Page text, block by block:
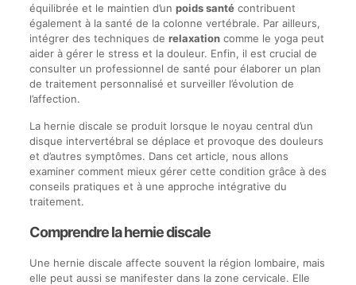
équilibrée et le maintien d’un poids santécontribuent
également à la santé de la colonne vertébrale. Par ailleurs,
intégrer des techniques de relaxationcomme le yoga peut
aider à gérer le stress et la douleur. Enfin, il est crucial de
consulter un professionnel de santé pour élaborer un plan
de traitement personnalisé et surveiller l’évolution de
l’affection.
La hernie discale se produit lorsque le noyau central d’un
disque intervertébral se déplace et provoque des douleurs
et d’autres symptômes. Dans cet article, nous allons
examiner comment mieux gérer cette condition grâce à des
conseils pratiques et à une approche intégrative du
traitement.
Comprendre la hernie discale
Une hernie discale affecte souvent la région lombaire, mais
elle peut aussi se manifester dans la zone cervicale. Elle